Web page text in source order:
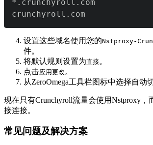
crunchyroll.com
设置这些域名使用您的Nstproxy-
件。
将默认规则设置为直接。
点击应用更改 。
从ZeroOmega工具栏图标中选择自动
现在只有Crunchyroll流量会使用Nstproxy，
接连接。
常见问题及解决方案